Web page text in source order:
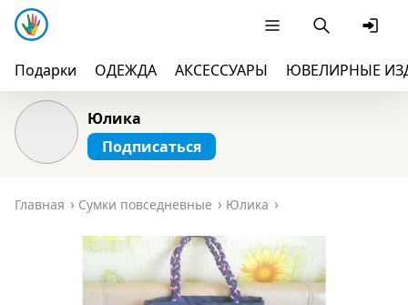
Подарки ОДЕЖДА АКСЕССУАРЫ ЮВЕЛИРНЫЕ
Юлика
Подписаться
Главная Сумки повседневные Юлика